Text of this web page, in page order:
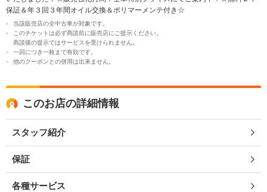
保証＆年３回３年間オイル交換＆ポリマーメンテ付き☆
当該販売店の全中古車が対象です。
このチケットは必ず商談前に販売店にご提示ください。
商談後の提示ではサービスを受けられません。
一回につき一枚まで有効です。
他のクーポンとの併用は出来ません。
このお店の詳細情報
スタッフ紹介
保証
各種サービス